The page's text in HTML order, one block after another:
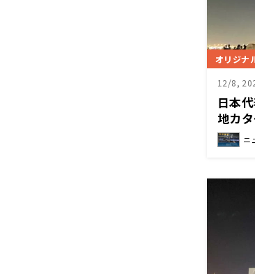
オリジナ
12/8,
日本
地カ
ニ